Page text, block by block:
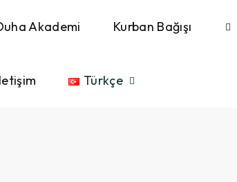
Akademi Kurban Bağışı
Türkçe